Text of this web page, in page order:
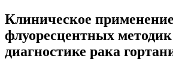
Клиническое применение
флуоресцентных
диагностике рака